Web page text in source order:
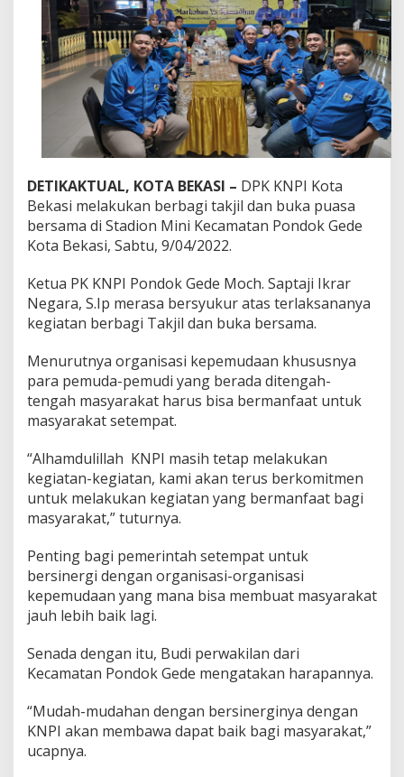
i
B
e
r
b
a
g
i
T
a
j
i
l
d
a
B
k
a
u
a
s
a
B
r
s
m
a
DETIKAKTUAL, KOTA BEKASI – DPK KNPI Kota
Bekasi melakukan berbagi takjil dan buka puasa
bersama di Stadion Mini Kecamatan Pondok Gede
Kota Bekasi, Sabtu, 9/04/2022.
Ketua PK KNPI Pondok Gede Moch. Saptaji Ikrar
Negara, S.Ip merasa bersyukur atas terlaksananya
kegiatan berbagi Takjil dan buka bersama.
Menurutnya organisasi kepemudaan khususnya
para pemuda-pemudi yang berada ditengah-
tengah masyarakat harus bisa bermanfaat untuk
masyarakat setempat.
“Alhamdulillah KNPI masih tetap melakukan
kegiatan-kegiatan, kami akan terus berkomitmen
untuk melakukan kegiatan yang bermanfaat bagi
masyarakat,” tuturnya.
Penting bagi pemerintah setempat untuk
bersinergi dengan organisasi-organisasi
kepemudaan yang mana bisa membuat masyarakat
jauh lebih baik lagi.
Senada dengan itu, Budi perwakilan dari
Kecamatan Pondok Gede mengatakan harapannya.
“Mudah-mudahan dengan bersinerginya dengan
KNPI akan membawa dapat baik bagi masyarakat,”
ucapnya.